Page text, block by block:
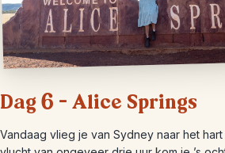
Dag 6 – Alice Springs
Vandaag vlieg je van Sydney naar het